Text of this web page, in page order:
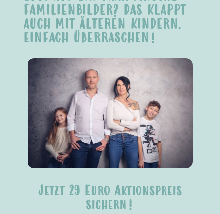
KINDERGARTENSHOOTING MIT
PHOTOGENIKA AB?
FAMILIENBILDER? DAS KLAPPT
AUCH MIT ÄLTEREN KINDERN.
EINFACH ÜBERRASCHEN!
Jetzt 29 Euro Aktionspreis
sichern!